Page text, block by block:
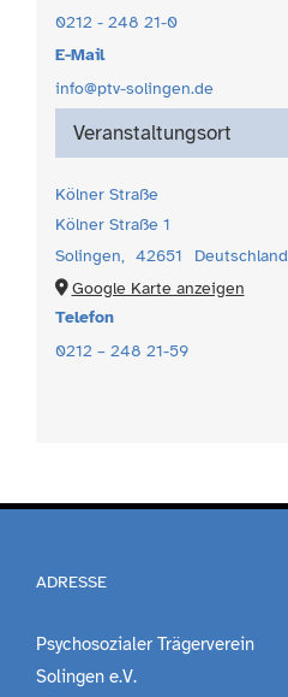
Veranstaltungsort
Kölner Straße
Kölner Straße 1
Solingen, 42651
Deutschland
Google Karte anzeigen
Telefon
0212 – 248 21-59
0212 - 248 21-0
E-Mail
info@ptv-solingen.de
ADRESSE
Psychosozialer Trägerverein
Solingen e.V.